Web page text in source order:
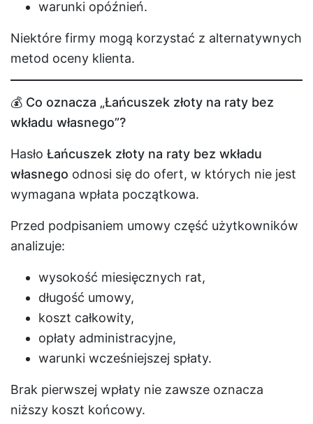
warunki opóźnień.
Niektóre firmy mogą korzystać z alternatywnych
metod oceny klienta.
💰 Co oznacza „Łańcuszek złoty na raty bez
wkładu własnego”?
Hasło Łańcuszek złoty na raty bez wkładu
własnego odnosi się do ofert, w których nie jest
wymagana wpłata początkowa.
Przed podpisaniem umowy część użytkowników
analizuje:
wysokość miesięcznych rat,
długość umowy,
koszt całkowity,
opłaty administracyjne,
warunki wcześniejszej spłaty.
Brak pierwszej wpłaty nie zawsze oznacza
niższy koszt końcowy.